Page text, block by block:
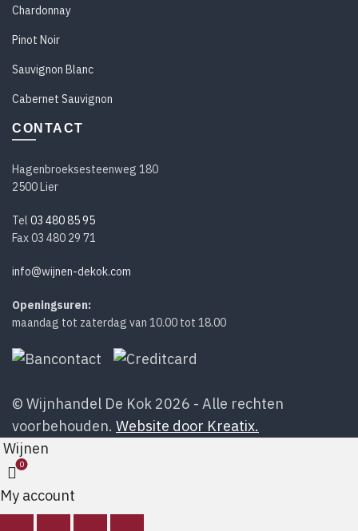
Chardonnay
Pinot Noir
Sauvignon Blanc
Cabernet Sauvignon
CONTACT
Hagenbroeksesteenweg 180
2500 Lier
Tel 03 480 85 95
Fax 03 480 29 71
info@wijnen-dekok.com
Openingsuren:
maandag tot zaterdag van 10.00 tot 18.00
© Wijnhandel De Kok 2026 - Alle rechten
voorbehouden. Website door Kreatix.
Wijnen
0
My account